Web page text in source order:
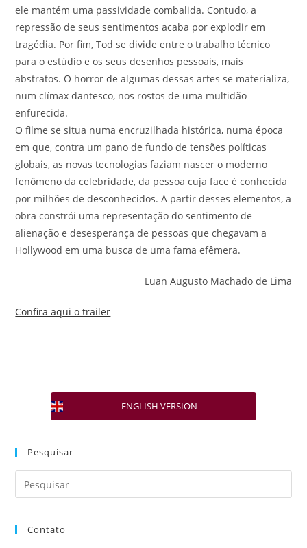
ele mantém uma passividade combalida. Contudo, a
repressão de seus sentimentos acaba por explodir em
tragédia. Por fim, Tod se divide entre o trabalho técnico
para o estúdio e os seus desenhos pessoais, mais
abstratos. O horror de algumas dessas artes se materializa,
num clímax dantesco, nos rostos de uma multidão
enfurecida.
O filme se situa numa encruzilhada histórica, numa época
em que, contra um pano de fundo de tensões políticas
globais, as novas tecnologias faziam nascer o moderno
fenômeno da celebridade, da pessoa cuja face é conhecida
por milhões de desconhecidos. A partir desses elementos, a
obra constrói uma representação do sentimento de
alienação e desesperança de pessoas que chegavam a
Hollywood em uma busca de uma fama efêmera.
Luan Augusto Machado de Lima
Confira aqui o trailer
ENGLISH VERSION
Pesquisar
Contato